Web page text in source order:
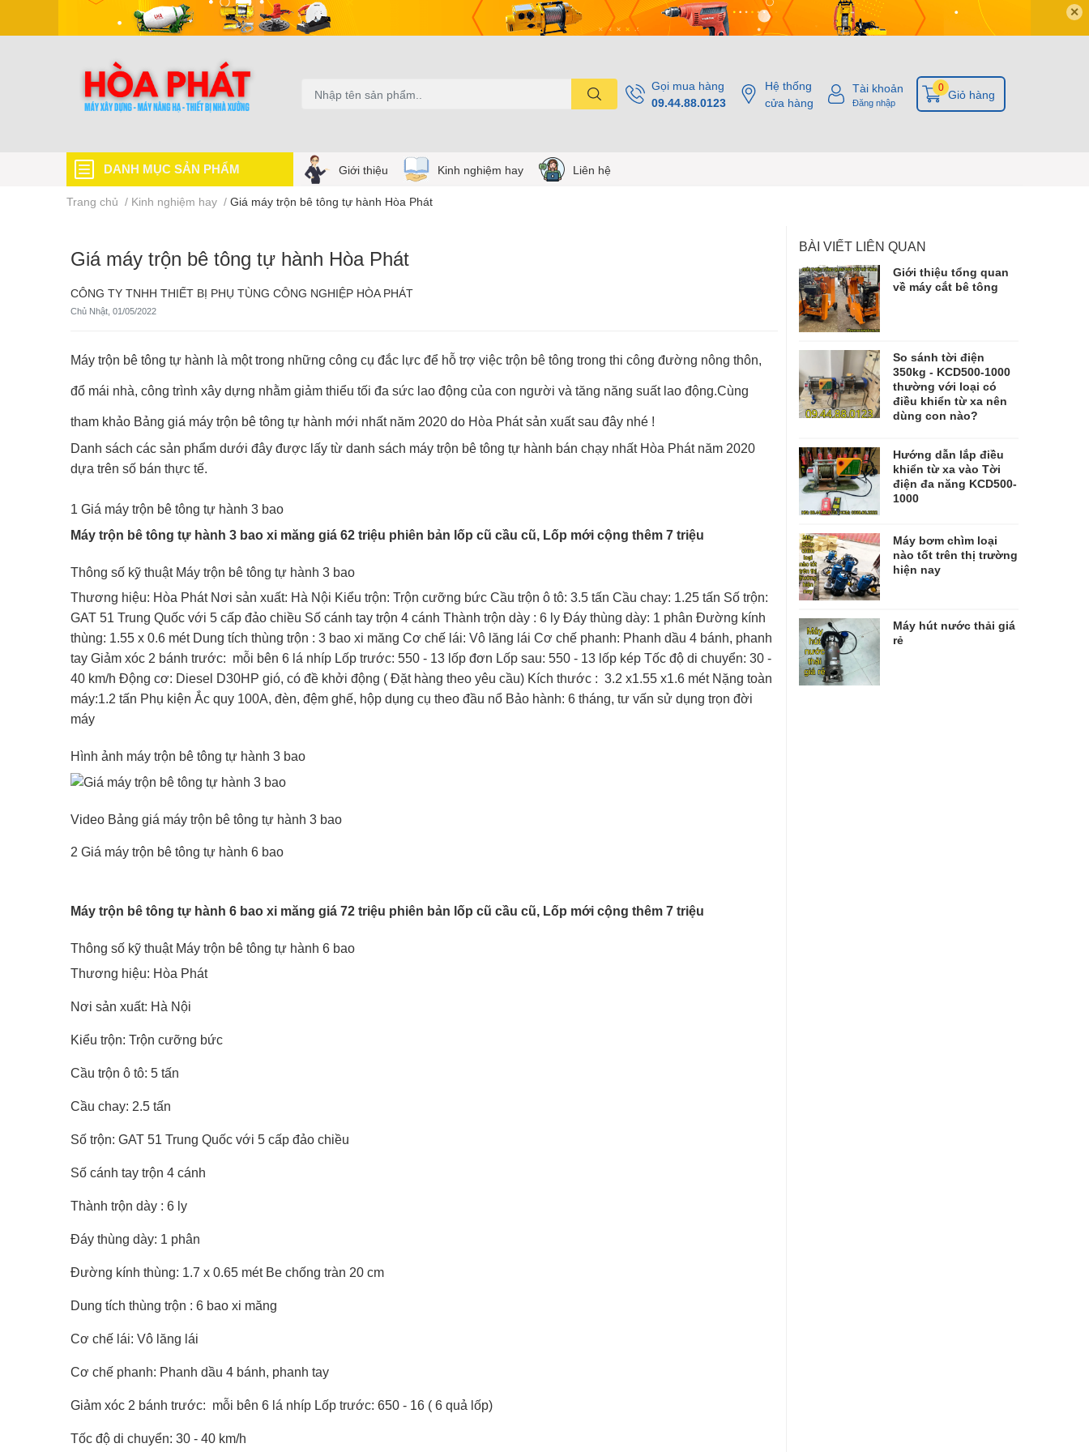
✕
Gọi mua hàng
09.44.88.0123
Hệ thống
cửa hàng
Tài khoản
Đăng nhập
Giỏ hàng
0
DANH MỤC SẢN PHẨM Giới thiệu Kinh nghiệm hay Liên hệ
Trang chủ / Kinh nghiệm hay / Giá máy trộn bê tông tự hành Hòa Phát
Giá máy trộn bê tông tự hành Hòa Phát
CÔNG TY TNHH THIẾT BỊ PHỤ TÙNG CÔNG NGHIỆP HÒA PHÁT
Chủ Nhật, 01/05/2022
Máy trộn bê tông tự hành là một trong những công cụ đắc lực để hỗ trợ việc trộn bê tông trong thi công đường nông thôn,
đổ mái nhà, công trình xây dựng nhằm giảm thiểu tối đa sức lao động của con người và tăng năng suất lao động.Cùng
tham khảo Bảng giá máy trộn bê tông tự hành mới nhất năm 2020 do Hòa Phát sản xuất sau đây nhé !
Danh sách các sản phẩm dưới đây được lấy từ danh sách máy trộn bê tông tự hành bán chạy nhất Hòa Phát năm 2020
dựa trên số bán thực tế.
1 Giá máy trộn bê tông tự hành 3 bao
Máy trộn bê tông tự hành 3 bao xi măng giá 62 triệu phiên bản lốp cũ cầu cũ, Lốp mới cộng thêm 7 triệu
Thông số kỹ thuật Máy trộn bê tông tự hành 3 bao
Thương hiệu: Hòa Phát Nơi sản xuất: Hà Nội Kiểu trộn: Trộn cưỡng bức Cầu trộn ô tô: 3.5 tấn Cầu chay: 1.25 tấn Số trộn:
GAT 51 Trung Quốc với 5 cấp đảo chiều Số cánh tay trộn 4 cánh Thành trộn dày : 6 ly Đáy thùng dày: 1 phân Đường kính
thùng: 1.55 x 0.6 mét Dung tích thùng trộn : 3 bao xi măng Cơ chế lái: Vô lăng lái Cơ chế phanh: Phanh dầu 4 bánh, phanh
tay Giảm xóc 2 bánh trước: mỗi bên 6 lá nhíp Lốp trước: 550 - 13 lốp đơn Lốp sau: 550 - 13 lốp kép Tốc độ di chuyển: 30 -
40 km/h Động cơ: Diesel D30HP gió, có đề khởi động ( Đặt hàng theo yêu cầu) Kích thước : 3.2 x1.55 x1.6 mét Nặng toàn
máy:1.2 tấn Phụ kiện Ắc quy 100A, đèn, đệm ghế, hộp dụng cụ theo đầu nổ Bảo hành: 6 tháng, tư vấn sử dụng trọn đời
máy
Hình ảnh máy trộn bê tông tự hành 3 bao
Video Bảng giá máy trộn bê tông tự hành 3 bao
2 Giá máy trộn bê tông tự hành 6 bao
Máy trộn bê tông tự hành 6 bao xi măng giá 72 triệu phiên bản lốp cũ cầu cũ, Lốp mới cộng thêm 7 triệu
Thông số kỹ thuật Máy trộn bê tông tự hành 6 bao
Thương hiệu: Hòa Phát
Nơi sản xuất: Hà Nội
Kiểu trộn: Trộn cưỡng bức
Cầu trộn ô tô: 5 tấn
Cầu chay: 2.5 tấn
Số trộn: GAT 51 Trung Quốc với 5 cấp đảo chiều
Số cánh tay trộn 4 cánh
Thành trộn dày : 6 ly
Đáy thùng dày: 1 phân
Đường kính thùng: 1.7 x 0.65 mét Be chống tràn 20 cm
Dung tích thùng trộn : 6 bao xi măng
Cơ chế lái: Vô lăng lái
Cơ chế phanh: Phanh dầu 4 bánh, phanh tay
Giảm xóc 2 bánh trước: mỗi bên 6 lá nhíp Lốp trước: 650 - 16 ( 6 quả lốp)
Tốc độ di chuyển: 30 - 40 km/h
BÀI VIẾT LIÊN QUAN
Giới thiệu tổng quan
về máy cắt bê tông
So sánh tời điện
350kg - KCD500-1000
thường với loại có
điều khiển từ xa nên
dùng con nào?
Hướng dẫn lắp điều
khiển từ xa vào Tời
điện đa năng KCD500-
1000
Máy bơm chìm loại
nào tốt trên thị trường
hiện nay
Máy hút nước thải giá
rẻ